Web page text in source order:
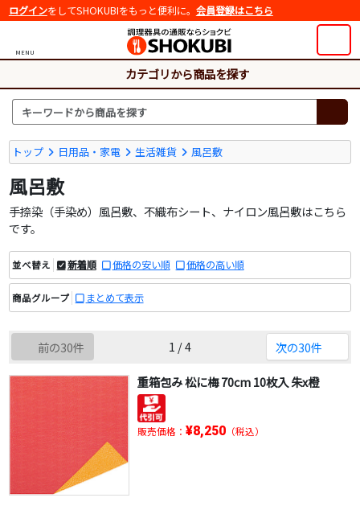
ログインをしてSHOKUBIをもっと便利に。 会員登録はこちら
MENU
カテゴリから商品を探す
トップ 日用品・家電 生活雑貨 風呂敷
風呂敷
手捺染（手染め）風呂敷、不織布シート、ナイロン風呂敷はこちら
です。
並べ替え 新着順 価格の安い順 価格の高い順
商品グループ まとめて表示
前の30件 1 / 4 次の30件
重箱包み 松に梅 70cm 10枚入 朱x橙
販売価格： ¥8,250（税込）